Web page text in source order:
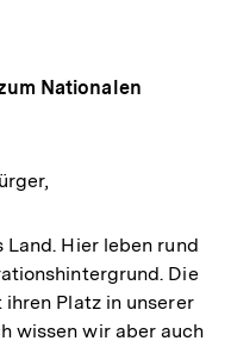
Nationalen
Hier leben rund
Die
Platz in unserer
wissen wir aber auch